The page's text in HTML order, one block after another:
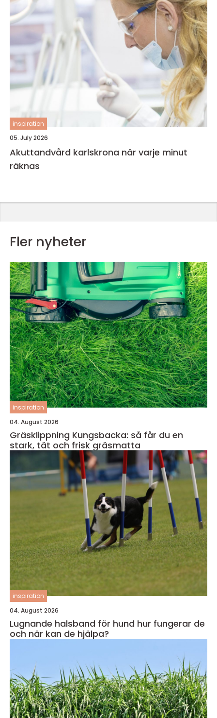
inspiration
05. July 2026
Akuttandvård karlskrona när varje minut
räknas
Fler nyheter
inspiration
04. August 2026
Gräsklippning Kungsbacka: så får du en
stark, tät och frisk gräsmatta
inspiration
04. August 2026
Lugnande halsband för hund hur fungerar de
och när kan de hjälpa?